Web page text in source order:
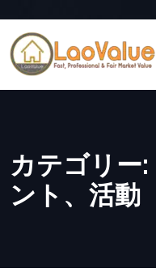
カテゴリー:
ント、活動